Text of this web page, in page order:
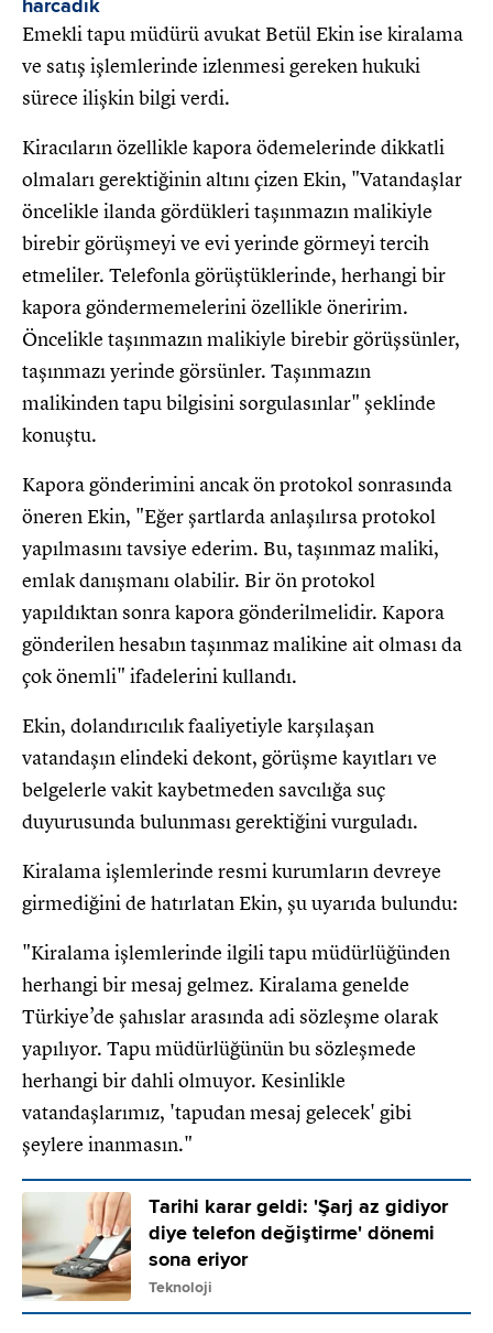
Emekli tapu müdürü avukat Betül Ekin ise kiralama
ve satış işlemlerinde izlenmesi gereken hukuki
sürece ilişkin bilgi verdi.
Kiracıların özellikle kapora ödemelerinde dikkatli
olmaları gerektiğinin altını çizen Ekin, "Vatandaşlar
öncelikle ilanda gördükleri taşınmazın malikiyle
birebir görüşmeyi ve evi yerinde görmeyi tercih
etmeliler. Telefonla görüştüklerinde, herhangi bir
kapora göndermemelerini özellikle öneririm.
Öncelikle taşınmazın malikiyle birebir görüşsünler,
taşınmazı yerinde görsünler. Taşınmazın
malikinden tapu bilgisini sorgulasınlar" şeklinde
konuştu.
Kapora gönderimini ancak ön protokol sonrasında
öneren Ekin, "Eğer şartlarda anlaşılırsa protokol
yapılmasını tavsiye ederim. Bu, taşınmaz maliki,
emlak danışmanı olabilir. Bir ön protokol
yapıldıktan sonra kapora gönderilmelidir. Kapora
gönderilen hesabın taşınmaz malikine ait olması da
çok önemli" ifadelerini kullandı.
Ekin, dolandırıcılık faaliyetiyle karşılaşan
vatandaşın elindeki dekont, görüşme kayıtları ve
belgelerle vakit kaybetmeden savcılığa suç
duyurusunda bulunması gerektiğini vurguladı.
Kiralama işlemlerinde resmi kurumların devreye
girmediğini de hatırlatan Ekin, şu uyarıda bulundu:
"Kiralama işlemlerinde ilgili tapu müdürlüğünden
herhangi bir mesaj gelmez. Kiralama genelde
Türkiye’de şahıslar arasında adi sözleşme olarak
yapılıyor. Tapu müdürlüğünün bu sözleşmede
herhangi bir dahli olmuyor. Kesinlikle
vatandaşlarımız, 'tapudan mesaj gelecek' gibi
şeylere inanmasın."
Tarihi karar geldi: 'Şarj az gidiyor
diye telefon değiştirme' dönemi
sona eriyor
Teknoloji